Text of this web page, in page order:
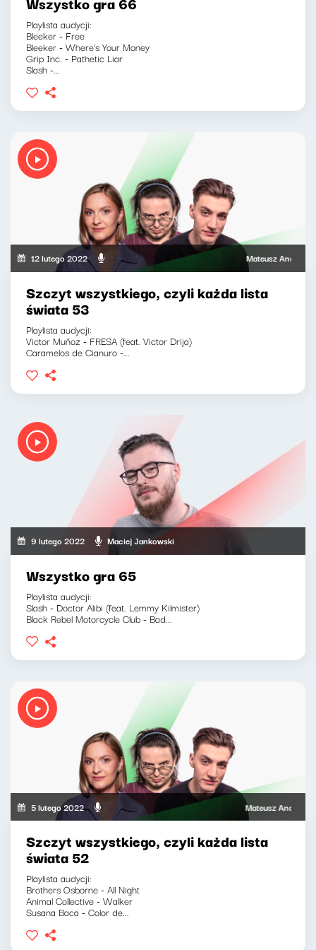
Playlista audycji:
Bleeker - Free
Bleeker - Where's Your Money
Grip Inc. - Pathetic Liar
Slash -...
12 lutego 2022 Mateusz
Szczyt wszystkiego, czyli każda lista
świata 53
Playlista audycji:
Victor Muñoz - FRESA (feat. Victor Drija)
Caramelos de Cianuro -...
9 lutego 2022 Maciej Jankowski
Wszystko gra 65
Playlista audycji:
Slash - Doctor Alibi (feat. Lemmy Kilmister)
Black Rebel Motorcycle Club - Bad...
5 lutego 2022 Mateusz
Szczyt wszystkiego, czyli każda lista
świata 52
Playlista audycji:
Brothers Osborne - All Night
Animal Collective - Walker
Susana Baca - Color de...